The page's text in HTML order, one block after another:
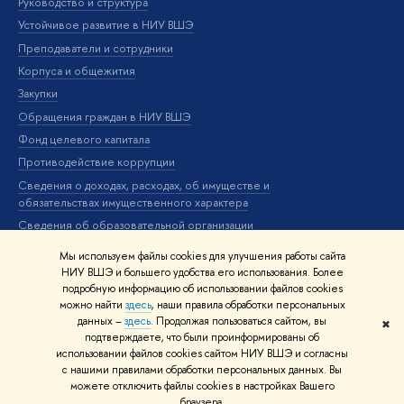
Мы используем файлы cookies для улучшения работы сайта
НИУ ВШЭ и большего удобства его использования. Более
подробную информацию об использовании файлов cookies
можно найти здесь, наши правила обработки персональных
данных –здесь. Продолжая пользоваться сайтом, вы
подтверждаете, что были проинформированы об
использовании файлов cookies сайтом НИУ ВШЭ и согласны
с нашими правилами обработки персональных данных. Вы
можете отключить файлы cookies в настройках Вашего
✖
Устойчивое развитие в НИУ ВШЭ
Преподаватели и сотрудники
Корпуса и общежития
Закупки
Обращения граждан в НИУ ВШЭ
Фонд целевого капитала
Противодействие коррупции
Сведения о доходах, расходах, об имуществе и
обязательствах имущественного характера
Сведения об образовательной организации
Людям с ограниченными возможностями здоровья
Единая платежная страница
Работа в Вышке
© НИУ ВШЭ 1993–2026 Адреса и контакты Условия использования
материалов Политика конфиденциальности Карта сайта
Шрифты HSE Sans и HSE Slab разработаны вШколе дизайна НИУ ВШЭ